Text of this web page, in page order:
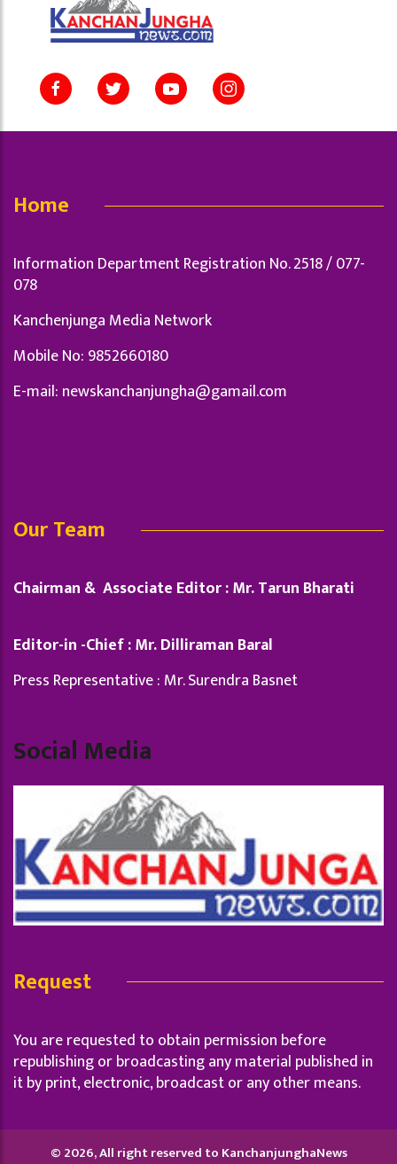
Home
Information Department Registration No. 2518 / 077-
078
Kanchenjunga Media Network
Mobile No: 9852660180
E-mail: newskanchanjungha@gamail.com
Our Team
Chairman & Associate Editor : Mr. Tarun Bharati
Editor-in -Chief : Mr. Dilliraman Baral
Press Representative : Mr. Surendra Basnet
Social Media
Request
You are requested to obtain permission before
republishing or broadcasting any material published in
it by print, electronic, broadcast or any other means.
© 2026, All right reserved to KanchanjunghaNews